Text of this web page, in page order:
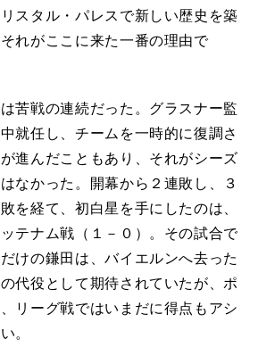
スタル・パレスで新しい歴史を築
れがここに来た一番の理由で
苦戦の連続だった。グラスナー監
就任し、チームを一時的に復調さ
進んだこともあり、それがシーズ
なかった。開幕から２連敗し、３
を経て、初白星を手にしたのは、
テナム戦（１－０）。その試合で
けの鎌田は、バイエルンへ去った
代役として期待されていたが、ポ
リーグ戦ではいまだに得点もアシ
。